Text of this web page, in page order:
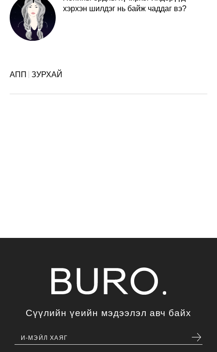
хэрхэн шилдэг нь байж чаддаг вэ?
АПП ЗУРХАЙ
Сүүлийн үеийн мэдээлэл авч байх